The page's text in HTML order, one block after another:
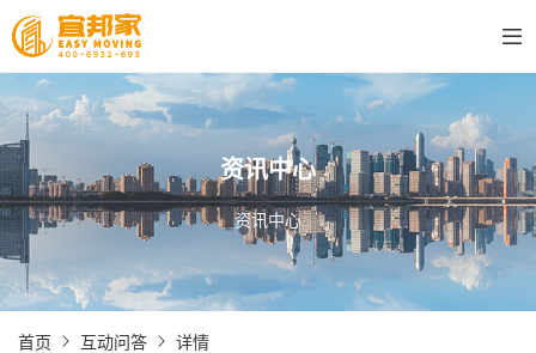
资讯中心
资讯中心
首页 互动问答 详情